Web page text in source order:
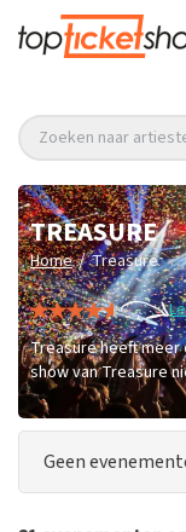
Zoeken naar
TREASURE
Home / Treasure
Treasure heeft meer
show van Treasure
Geen